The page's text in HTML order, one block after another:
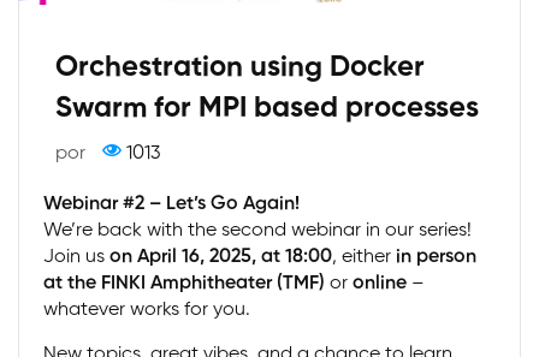
Orchestration using Docker
Swarm for MPI based processes
por 1013
Webinar #2 – Let’s Go Again!
We’re back with the second webinar in our series!
Join us on April 16, 2025, at 18:00, either in person
at the FINKI Amphitheater (TMF) or online –
whatever works for you.